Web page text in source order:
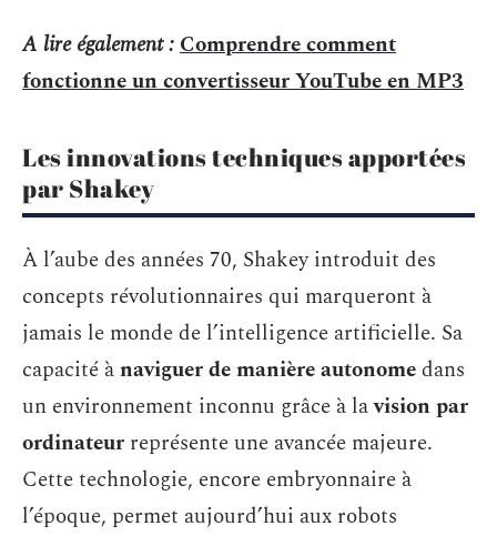
A lire également :Comprendre comment
fonctionne un convertisseur YouTube en MP3
Les innovations techniques apportées
par Shakey
À l’aube des années 70, Shakey introduit des
concepts révolutionnaires qui marqueront à
jamais le monde de l’intelligence artificielle. Sa
capacité ànaviguer de manière autonomedans
un environnement inconnu grâce à lavision par
ordinateur représente une avancée majeure.
Cette technologie, encore embryonnaire à
l’époque, permet aujourd’hui aux robots